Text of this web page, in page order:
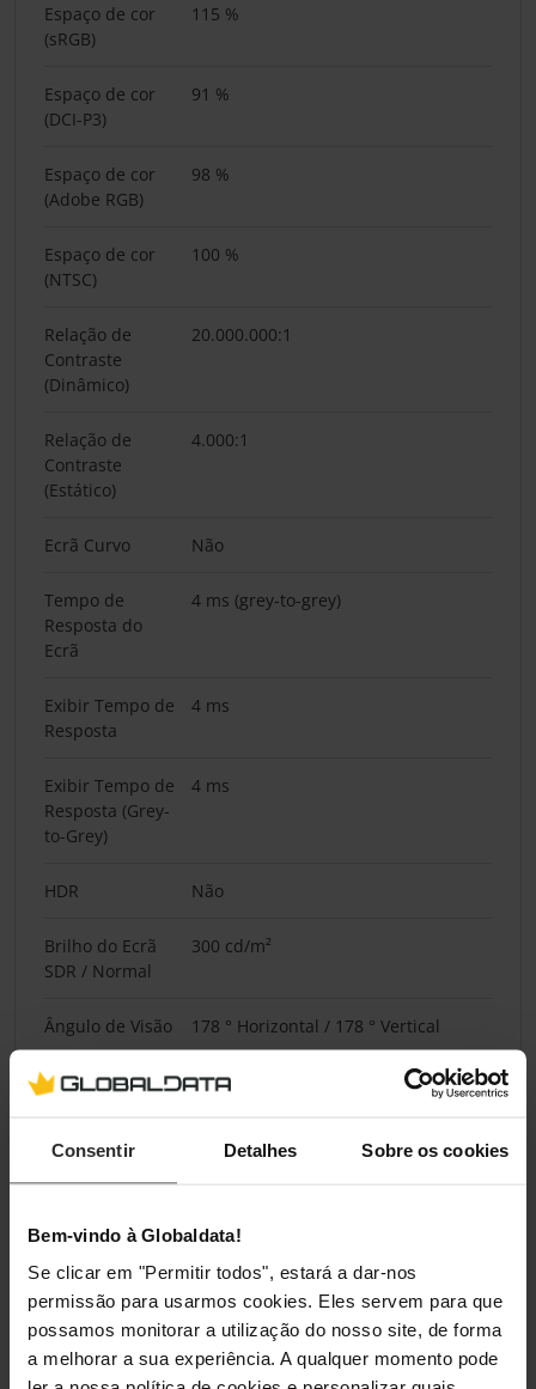
Consentir Detalhes Sobre os cookies
Bem-vindo à Globaldata!
Se clicar em "Permitir todos", estará a dar-nos
permissão para usarmos cookies. Eles servem para que
possamos monitorar a utilização do nosso site, de forma
a melhorar a sua experiência. A qualquer momento pode
Espaço de cor
(sRGB)
115 %
Espaço de cor
(DCI-P3)
91 %
Espaço de cor
(Adobe RGB)
98 %
Espaço de cor
(NTSC)
100 %
Relação de
Contraste
(Dinâmico)
20.000.000:1
Relação de
Contraste
(Estático)
4.000:1
Ecrã Curvo Não
Tempo de
Resposta do
Ecrã
4 ms (grey-to-grey)
Exibir Tempo de
Resposta
4 ms
Exibir Tempo de
Resposta (Grey-
to-Grey)
4 ms
HDR Não
Brilho do Ecrã
SDR / Normal
300 cd/m²
Ângulo de Visão 178 ° Horizontal / 178 ° Vertical
Tipo de Reflexão
antirreflexo
Ecrã Tátil
Fonte de Alimentação
Posição da
Alimentação
Interno